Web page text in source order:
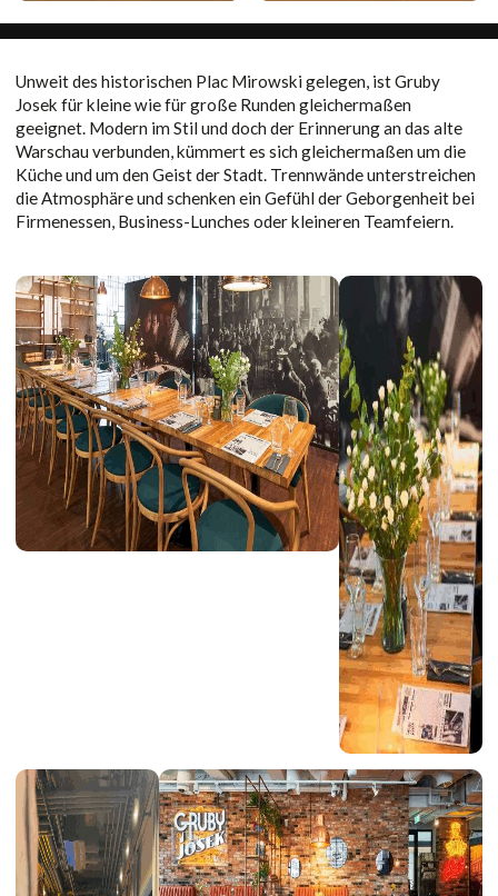
Unweit des historischen Plac Mirowski gelegen, ist Gruby
Josek für kleine wie für große Runden gleichermaßen
geeignet. Modern im Stil und doch der Erinnerung an das alte
Warschau verbunden, kümmert es sich gleichermaßen um die
Küche und um den Geist der Stadt. Trennwände unterstreichen
die Atmosphäre und schenken ein Gefühl der Geborgenheit bei
Firmenessen, Business-Lunches oder kleineren Teamfeiern.